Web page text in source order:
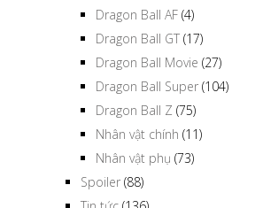
Dragon Ball AF (4)
Dragon Ball GT (17)
Dragon Ball Movie (27)
Dragon Ball Super (104)
Dragon Ball Z (75)
Nhân vật chính (11)
Nhân vật phụ (73)
Spoiler (88)